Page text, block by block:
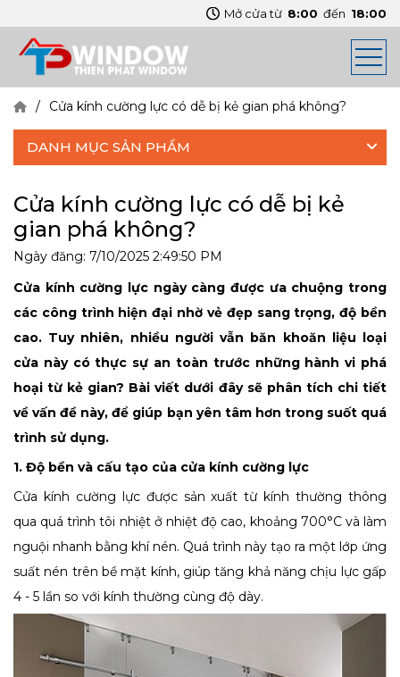
Mở cửa từ 8:00 đến 18:00
Cửa kính cường lực có dễ bị kẻ gian phá không?
DANH MỤC SẢN PHẨM
Cửa kính cường lực có dễ bị kẻ
gian phá không?
Ngày đăng: 7/10/2025 2:49:50 PM
Cửa kính cường lực ngày càng được ưa chuộng trong
các công trình hiện đại nhờ vẻ đẹp sang trọng, độ bền
cao. Tuy nhiên, nhiều người vẫn băn khoăn liệu loại
cửa này có thực sự an toàn trước những hành vi phá
hoại từ kẻ gian? Bài viết dưới đây sẽ phân tích chi tiết
về vấn đề này, để giúp bạn yên tâm hơn trong suốt quá
trình sử dụng.
1. Độ bền và cấu tạo của cửa kính cường lực
Cửa kính cường lực được sản xuất từ kính thường thông
qua quá trình tôi nhiệt ở nhiệt độ cao, khoảng 700°C và làm
nguội nhanh bằng khí nén. Quá trình này tạo ra một lớp ứng
suất nén trên bề mặt kính, giúp tăng khả năng chịu lực gấp
4 - 5 lần so với kính thường cùng độ dày.